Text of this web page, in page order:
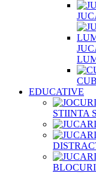
EDUCATIVE
STIINTA